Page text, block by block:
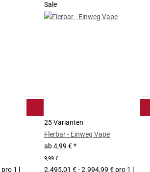
1 l
Sale
25 Varianten
Flerbar - Einweg Vape
ab4,99 €*
9,99 €
2.495,01 € - 2.994,99 € pro 1 l